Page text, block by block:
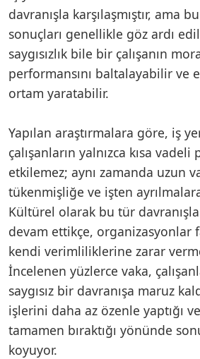
davranışla karşılaşmıştır, ama
sonuçları genellikle göz ardı
saygısızlık bile bir çalışanın
performansını baltalayabilir ve
ortam yaratabilir.
Yapılan araştırmalara göre, iş
çalışanların yalnızca kısa vadeli
etkilemez; aynı zamanda uzun
tükenmişliğe ve işten
Kültürel olarak bu tür
devam ettikçe, organizasyonlar
kendi verimliliklerine zarar
İncelenen yüzlerce vaka,
saygısız bir davranışa maruz
işlerini daha az özenle yaptığı
tamamen bıraktığı yönünde
koyuyor.